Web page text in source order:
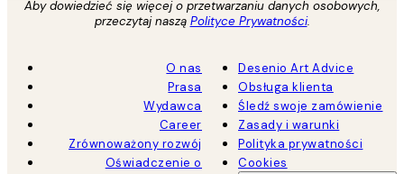
Aby dowiedzieć się więcej o przetwarzaniu danych osobowych,
przeczytaj naszą Polityce Prywatności.
O nas
Prasa
Wydawca
Career
Zrównoważony rozwój
Oświadczenie o
Desenio Art Advice
Obsługa klienta
Śledź swoje zamówienie
Zasady i warunki
Polityka prywatności
Cookies